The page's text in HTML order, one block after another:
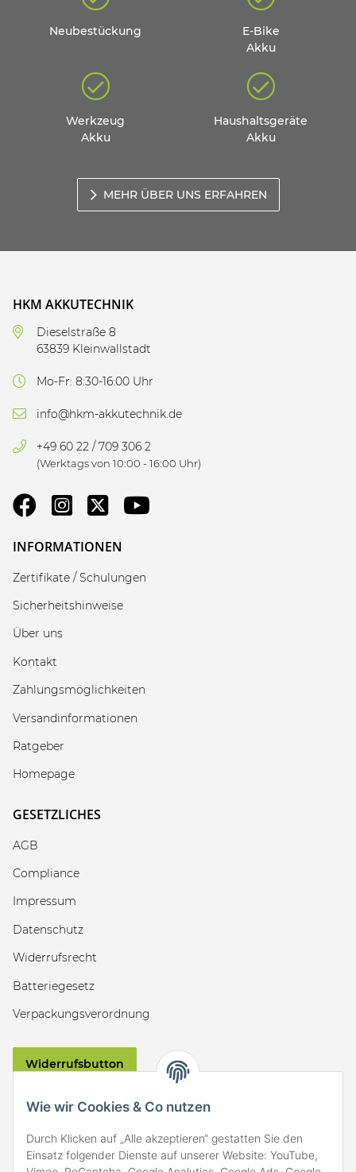
Wie wir Cookies & Co nutzen
Durch Klicken auf „Alle akzeptieren“ gestatten Sie den
Einsatz folgender Dienste auf unserer Website: YouTube,
Neubestückung
E-Bike
Akku
Werkzeug
Akku
Haushaltsgeräte
Akku
MEHR ÜBER UNS ERFAHREN
HKM AKKUTECHNIK
Dieselstraße 8
63839 Kleinwallstadt
Mo-Fr: 8:30-16:00 Uhr
info@hkm-akkutechnik.de
+49 60 22 / 709 306 2
(Werktags von 10:00 - 16:00 Uhr)
INFORMATIONEN
Zertifikate / Schulungen
Sicherheitshinweise
Über uns
Kontakt
Zahlungsmöglichkeiten
Versandinformationen
Ratgeber
Homepage
GESETZLICHES
AGB
Compliance
Impressum
Datenschutz
Widerrufsrecht
Batteriegesetz
Verpackungsverordnung
Widerrufsbutton